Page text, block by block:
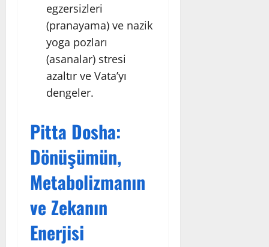
egzersizleri
(pranayama) ve nazik
yoga pozları
(asanalar) stresi
azaltır ve Vata’yı
dengeler.
Pitta Dosha:
Dönüşümün,
Metabolizmanın
ve Zekanın
Enerjisi